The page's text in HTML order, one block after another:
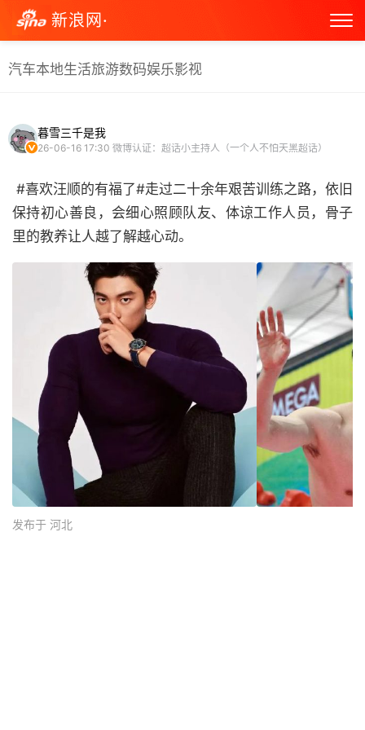
新浪网·
汽车本地生活旅游数码娱乐影视
暮雪三千是我
26-06-16 17:30 微博认证：超话小主持人（一个人不怕天黑超话）
#喜欢汪顺的有福了#走过二十余年艰苦训练之路，依旧
保持初心善良，会细心照顾队友、体谅工作人员，骨子
里的教养让人越了解越心动。 ​
发布于 河北